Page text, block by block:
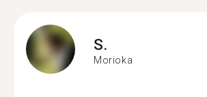
S.
Morioka